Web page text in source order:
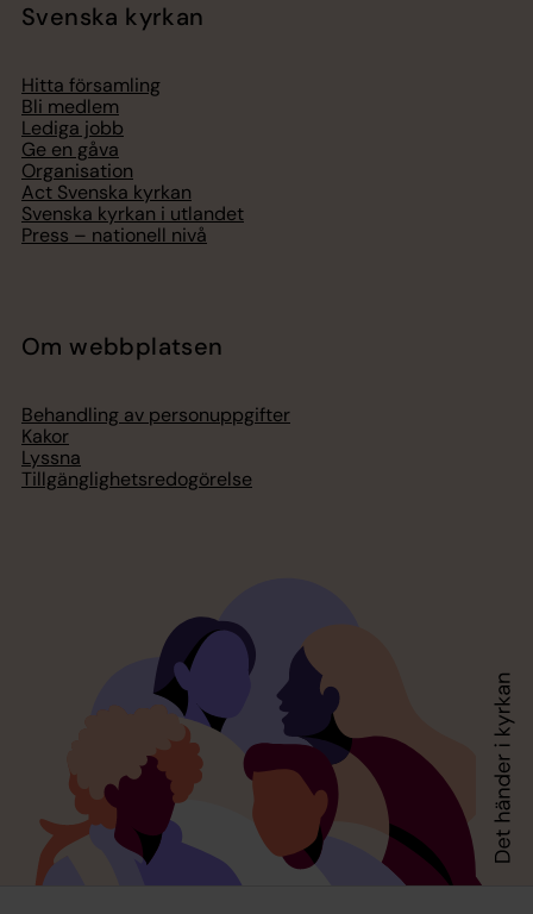
Svenska kyrkan
Hitta församling
Bli medlem
Lediga jobb
Ge en gåva
Organisation
Act Svenska kyrkan
Svenska kyrkan i utlandet
Press – nationell nivå
Om webbplatsen
Behandling av personuppgifter
Kakor
Lyssna
Tillgänglighetsredogörelse